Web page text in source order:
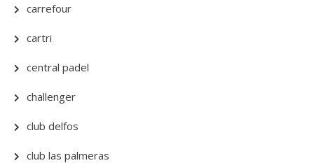
carrefour
cartri
central padel
challenger
club delfos
club las palmeras